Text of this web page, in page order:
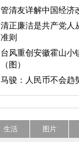
管清友详解中国经济
清正廉洁是共产党人
准则
台风重创安徽霍山小
（图）
马骏：人民币不会趋
生活 图片